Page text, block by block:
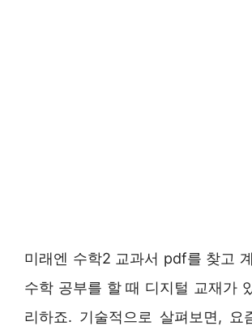
미래엔 수학2 교과서 pdf를 찾고
수학 공부를 할 때 디지털 교재가
리하죠. 기술적으로 살펴보면, 요